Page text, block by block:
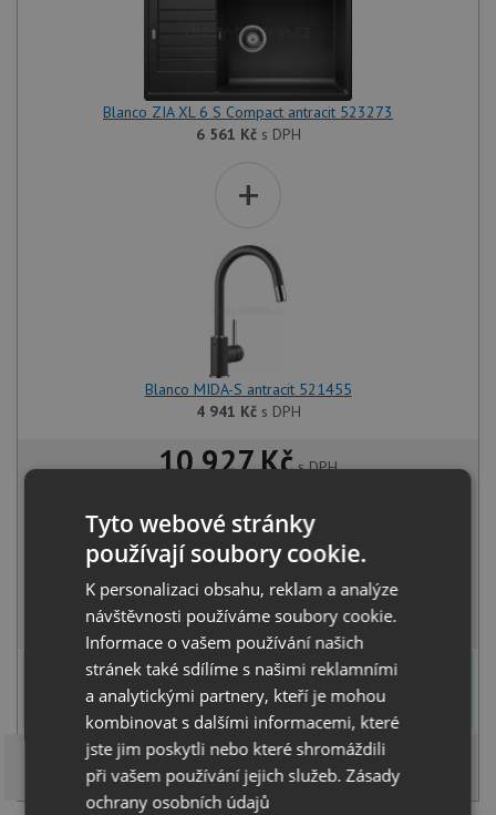
Blanco ZIA XL 6 S Compact antracit 523273
6 561 Kčs DPH
+
Blanco MIDA-S antracit 521455
4 941 Kčs DPH
10 927 Kčs DPH
Sleva: 575 Kč
SKLADEM
KOUPIT
U tohoto dřezu je možnévyvrtat otvor na bateriidle přání
zákazníka. Umístění otvoru můžete specifikovat v dalším kroku na
stránce nákupního košíku.
Tyto webové stránky
používají soubory cookie.
K personalizaci obsahu, reklam a analýze
návštěvnosti používáme soubory cookie.
Informace o vašem používání našich
stránek také sdílíme s našimi reklamními
a analytickými partnery, kteří je mohou
kombinovat s dalšími informacemi, které
jste jim poskytli nebo které shromáždili
při vašem používání jejich služeb.Zásady
ochrany osobních údajů